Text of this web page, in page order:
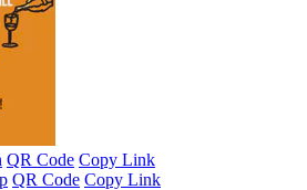
QR Code Copy Link
QR Code Copy Link